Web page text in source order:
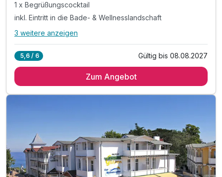
1 x Begrüßungscocktail
inkl. Eintritt in die Bade- & Wellnesslandschaft
Alle Inklusivleistungen
1 x Schlemmen vom Frühstücksbüfett
Saunabenutzung
3 weitere anzeigen
5,6 / 6 Gültig bis 08.08.2027
Zum Angebot